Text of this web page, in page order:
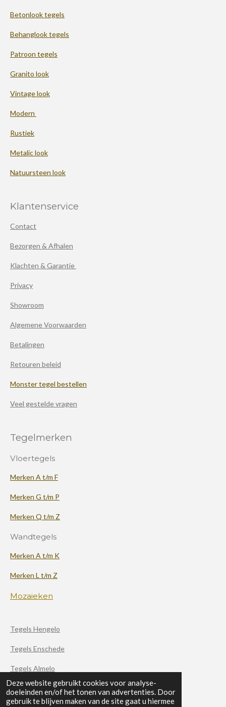
Deze website gebruikt cookies voor analyse-
doeleinden en/of het tonen van advertenties. Door
gebruik te blijven maken van de site gaat u hiermee
Betonlook tegels
Behanglook tegels
Patroon tegels
Granito look
Vintage look
Modern
Rustiek
Metalic look
Natuursteen look
Klantenservice
Contact
Bezorgen & Afhalen
Klachten & Garantie
Privacy
Showroom
Algemene Voorwaarden
Betalingen
Retouren beleid
Monster tegel bestellen
Veel gestelde vragen
Tegelmerken
Vloertegels
Merken A t/m F
Merken G t/m P
Merken Q t/m Z
Wandtegels
Merken A t/m K
Merken L t/m Z
Mozaieken
Tegels Hengelo
Tegels Enschede
Tegels Almelo
F
a
X
I
n